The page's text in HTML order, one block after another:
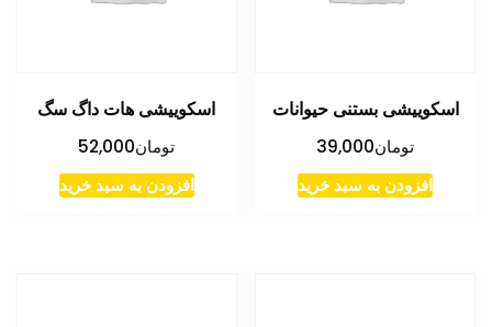
اسکوییشی بستنی حیوانات
تومان39,000
افزودن به سبد خرید
اسکوییشی هات داگ سگ
تومان52,000
افزودن به سبد خرید